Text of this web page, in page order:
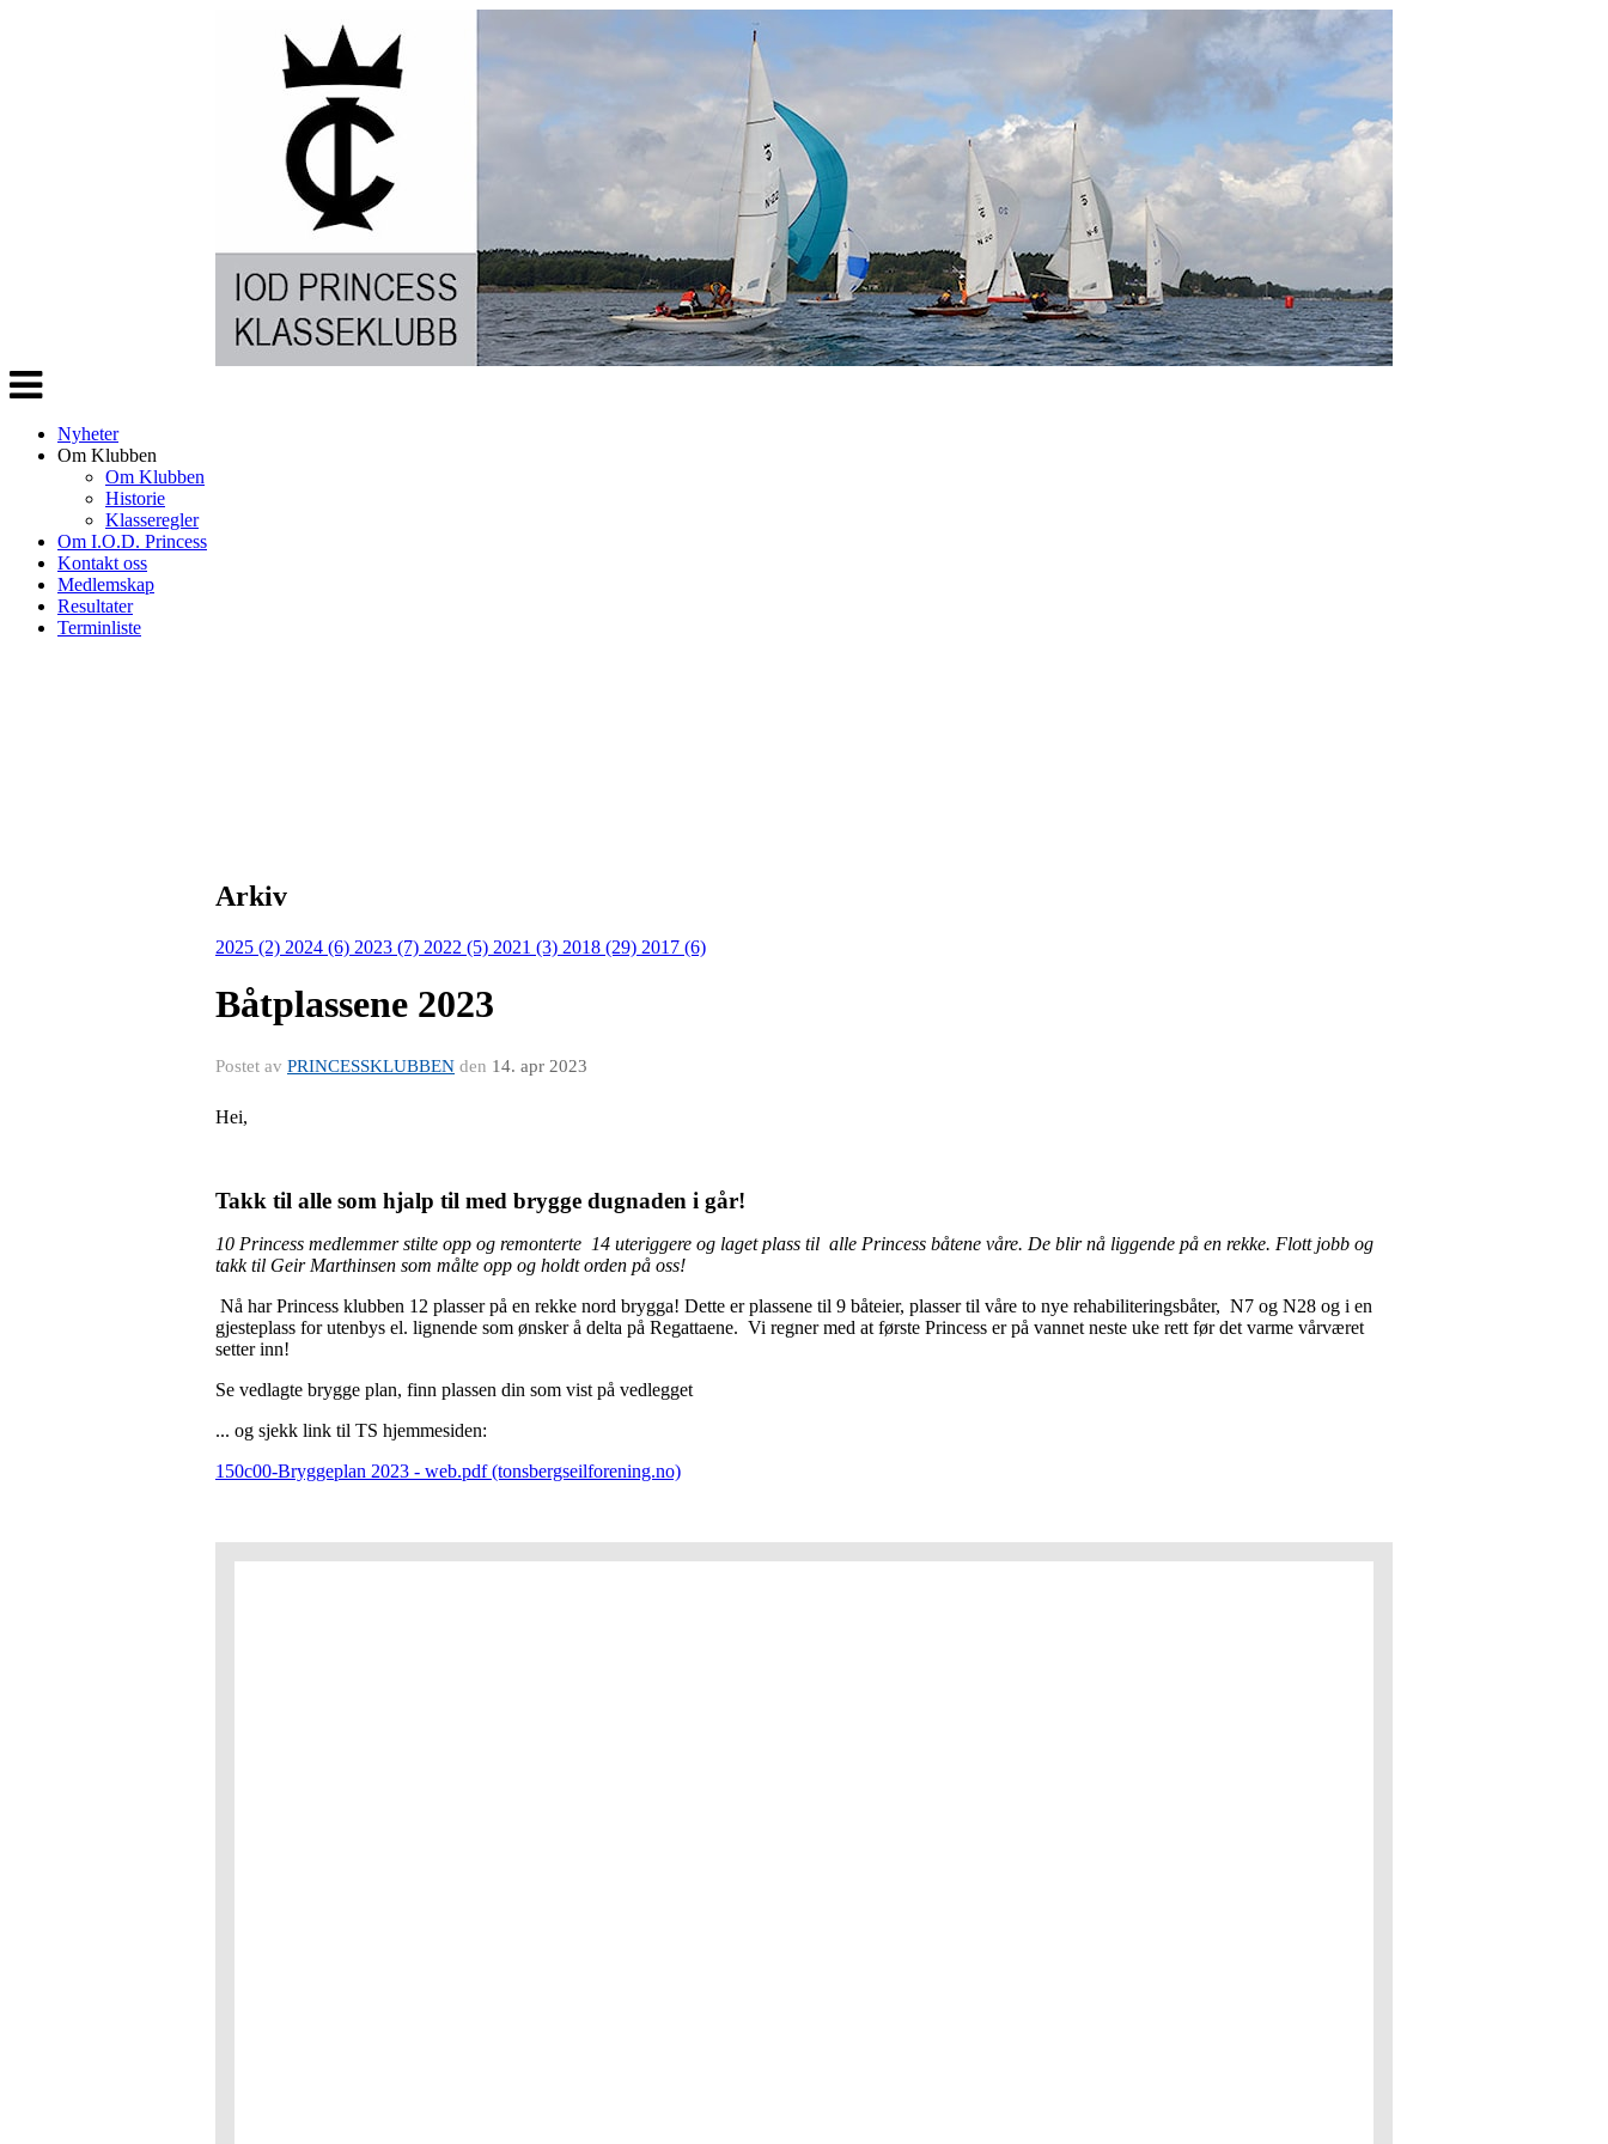
Veksle
navigasjon
Nyheter
Om Klubben
Om Klubben
Historie
Klasseregler
Om I.O.D. Princess
Kontakt oss
Medlemskap
Resultater
Terminliste
Arkiv
2025 (2) 2024 (6) 2023 (7) 2022 (5) 2021 (3) 2018 (29) 2017 (6)
Båtplassene 2023
Postet av PRINCESSKLUBBEN den 14. apr 2023
Hei,
Takk til alle som hjalp til med brygge dugnaden i går!
10 Princess medlemmer stilte opp og remonterte 14 uteriggere og laget plass til alle Princess båtene våre. De blir nå liggende på en rekke. Flott jobb og
takk til Geir Marthinsen som målte opp og holdt orden på oss!
Nå har Princess klubben 12 plasser på en rekke nord brygga! Dette er plassene til 9 båteier, plasser til våre to nye rehabiliteringsbåter, N7 og N28 og i en
gjesteplass for utenbys el. lignende som ønsker å delta på Regattaene. Vi regner med at første Princess er på vannet neste uke rett før det varme vårværet
setter inn!
Se vedlagte brygge plan, finn plassen din som vist på vedlegget
... og sjekk link til TS hjemmesiden:
150c00-Bryggeplan 2023 - web.pdf (tonsbergseilforening.no)